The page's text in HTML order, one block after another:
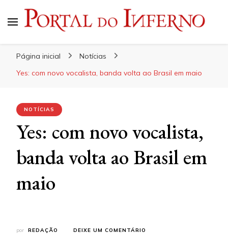
Página inicial
Notícias
Yes: com novo vocalista, banda volta ao Brasil em maio
NOTÍCIAS
Yes: com novo vocalista,
banda volta ao Brasil em
maio
por REDAÇÃO DEIXE UM COMENTÁRIO